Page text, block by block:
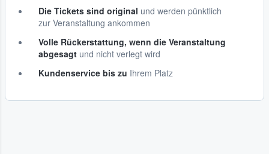
Die Tickets sind original und werden pünktlich
zur Veranstaltung ankommen
Volle Rückerstattung, wenn die Veranstaltung
abgesagt und nicht verlegt wird
Kundenservice bis zu Ihrem Platz